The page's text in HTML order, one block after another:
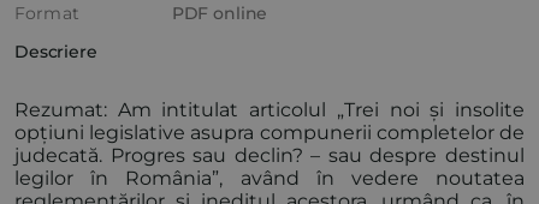
Format
PDF online
Descriere
Rezumat: Am intitulat articolul „Trei noi și insolite
opțiuni legislative asupra compunerii completelor de
judecată. Progres sau declin? – sau despre destinul
legilor în România”, având în vedere noutatea